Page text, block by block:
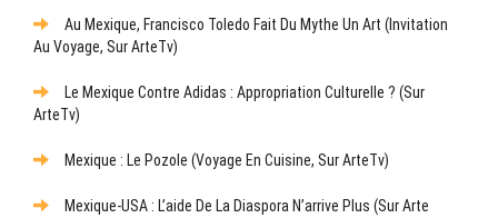
Au Mexique, Francisco Toledo Fait Du Mythe Un Art (Invitation
Au Voyage, Sur ArteTv)
Le Mexique Contre Adidas : Appropriation Culturelle ? (sur
ArteTv)
Mexique : Le Pozole (Voyage En Cuisine, Sur ArteTv)
Mexique-USA : L’aide De La Diaspora N’arrive Plus (sur Arte